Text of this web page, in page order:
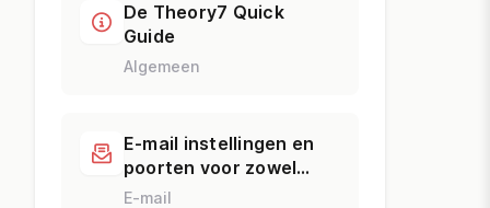
De Theory7 Quick
Guide
Algemeen
E-mail instellingen en
poorten voor zowel
IMAP, POP3 en SMTP.
E-mail